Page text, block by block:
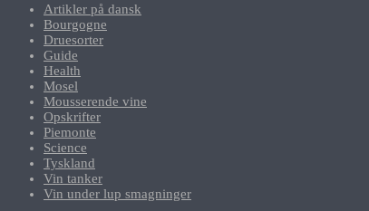
Artikler på dansk
Bourgogne
Druesorter
Guide
Health
Mosel
Mousserende vine
Opskrifter
Piemonte
Science
Tyskland
Vin tanker
Vin under lup smagninger